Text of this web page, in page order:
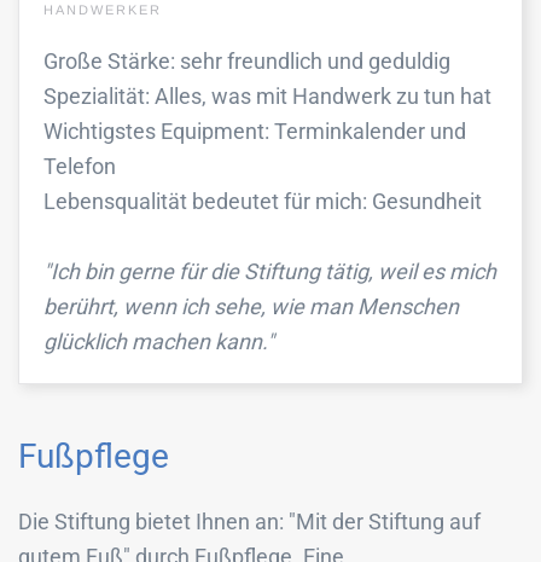
HANDWERKER
Große Stärke: sehr freundlich und geduldig
Spezialität: Alles, was mit Handwerk zu tun hat
Wichtigstes Equipment: Terminkalender und
Telefon
Lebensqualität bedeutet für mich: Gesundheit
"Ich bin gerne für die Stiftung tätig, weil es mich
berührt, wenn ich sehe, wie man Menschen
glücklich machen kann."
Fußpflege
Die Stiftung bietet Ihnen an: "Mit der Stiftung auf
gutem Fuß" durch Fußpflege. Eine